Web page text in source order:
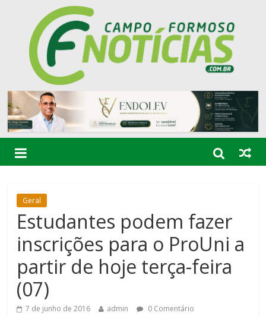
Geral
Estudantes podem fazer
inscrições para o ProUni a
partir de hoje terça-feira
(07)
7 de junho de 2016 admin 0 Comentário